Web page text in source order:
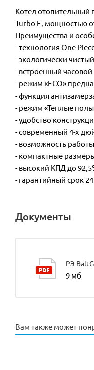
Котел отопительный
Turbo Е, мощностью
Преимущества и
- технология One
- экологически
- встроенный
- режим «ЕCO»
- функция
- режим «Теплые
- удобство
- современный 4-х
- возможность
- компактные
- высокий КПД до
- гарантийный срок
Документы
РЭ
9 мб
Вам также может